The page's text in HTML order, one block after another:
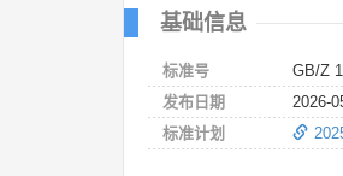
基础信息
标准号
GB/Z
发布日期
2026-
标准计划